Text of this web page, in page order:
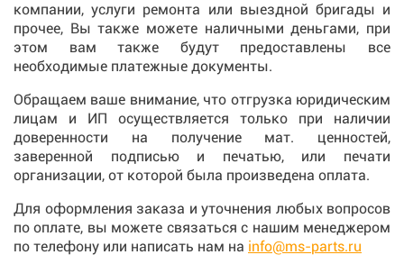
компании, услуги ремонта или выездной бригады и
прочее, Вы также можете наличными деньгами, при
этом вам также будут предоставлены все
необходимые платежные документы.
Обращаем ваше внимание, что отгрузка юридическим
лицам и ИП осуществляется только при наличии
доверенности на получение мат. ценностей,
заверенной подписью и печатью, или печати
организации, от которой была произведена оплата.
Для оформления заказа и уточнения любых вопросов
по оплате, вы можете связаться с нашим менеджером
по телефону или написать нам на info@ms-parts.ru